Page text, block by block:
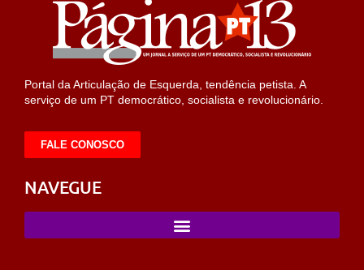
Portal da Articulação de Esquerda, tendência petista. A
serviço de um PT democrático, socialista e revolucionário.
FALE CONOSCO
NAVEGUE